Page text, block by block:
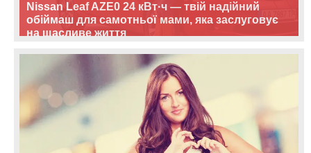
Nissan Leaf AZE0 24 кВт·ч — твій надійний
обіймаш для самотньої мами, яка заслуговує
на щасливе життя